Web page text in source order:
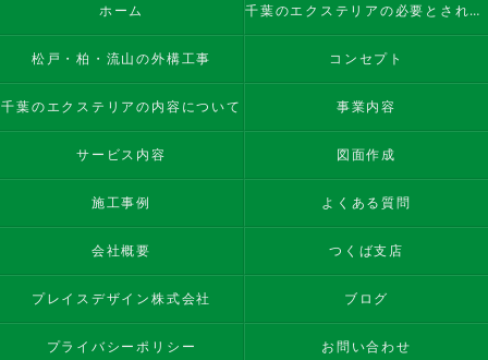
ホーム 千葉のエクステリアの必要とされる理由
松戸・柏・流山の外構工事 コンセプト
千葉のエクステリアの内容について 事業内容
サービス内容 図面作成
施工事例 よくある質問
会社概要 つくば支店
プレイスデザイン株式会社 ブログ
プライバシーポリシー お問い合わせ